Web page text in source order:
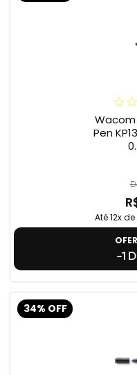
Pen
Até 12x de
-1
34% OFF